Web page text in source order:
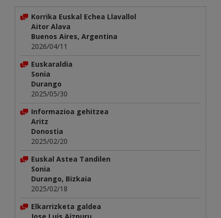
Korrika Euskal Echea Llavallol
Aitor Alava
Buenos Aires, Argentina
2026/04/11
Euskaraldia
Sonia
Durango
2025/05/30
Informazioa gehitzea
Aritz
Donostia
2025/02/20
Euskal Astea Tandilen
Sonia
Durango, Bizkaia
2025/02/18
Elkarrizketa galdea